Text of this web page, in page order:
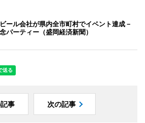
ール会社が県内全市町村でイベント達成－
パーティー（盛岡経済新聞）
事 次の記事